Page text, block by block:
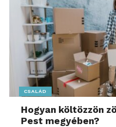
CSALÁD
Hogyan költözzön
Pest megyében?